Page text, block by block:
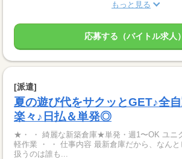
もっと見る
応募する（バイトル求人）
[派遣]
夏の遊び代をサクッとGET♪全
楽々♪日払＆単発◎
★・ ・ 綺麗な新築倉庫★単発・週1〜OK ユニ
軽作業 ・ ・ 仕事内容 最新倉庫だから、なんと
扱うのは誰も...